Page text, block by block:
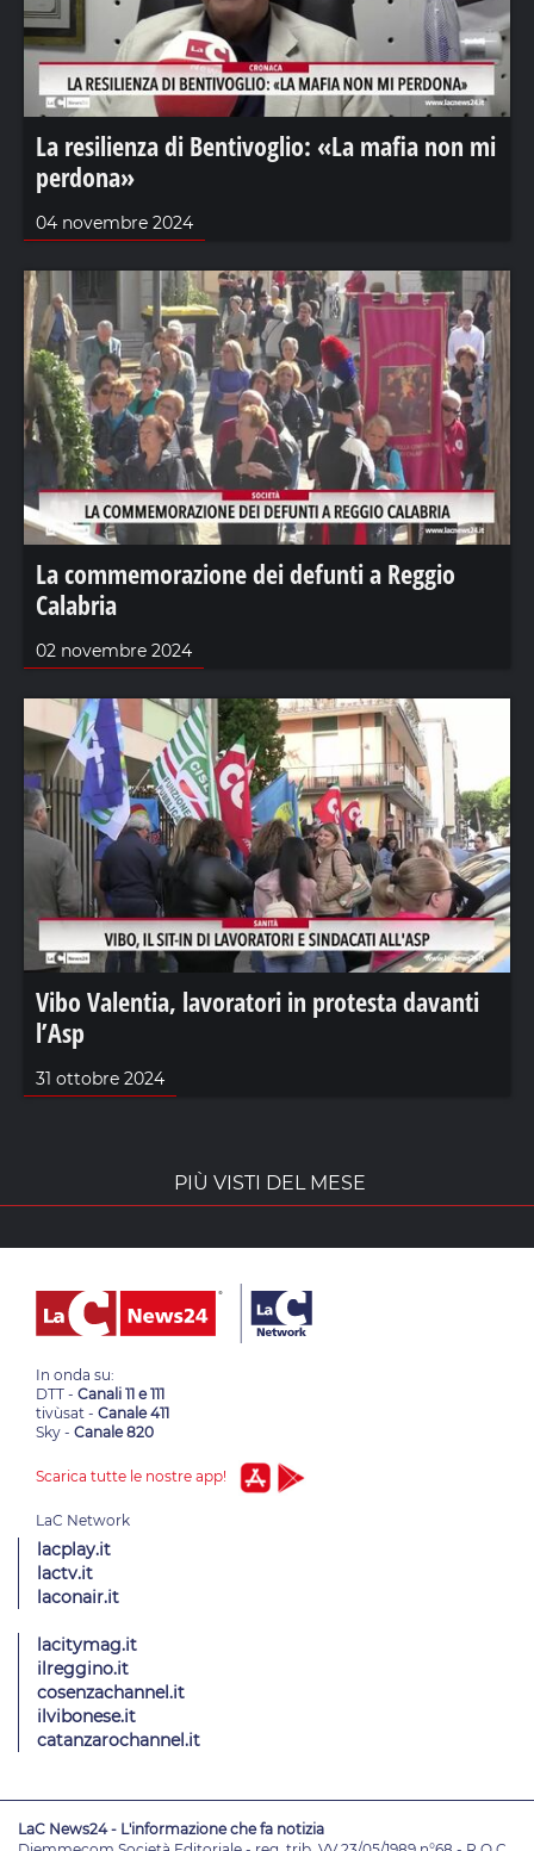
La resilienza di Bentivoglio: «La mafia non mi
perdona»
04 novembre 2024
La commemorazione dei defunti a Reggio
Calabria
02 novembre 2024
Vibo Valentia, lavoratori in protesta davanti
l’Asp
31 ottobre 2024
PIÙ VISTI DEL MESE
In onda su:
DTT - Canali 11 e 111
tivùsat - Canale 411
Sky - Canale 820
Scarica tutte le nostre app!
lacplay.it
lactv.it
laconair.it
lacitymag.it
ilreggino.it
cosenzachannel.it
ilvibonese.it
catanzarochannel.it
LaC News24 - L'informazione che fa notizia